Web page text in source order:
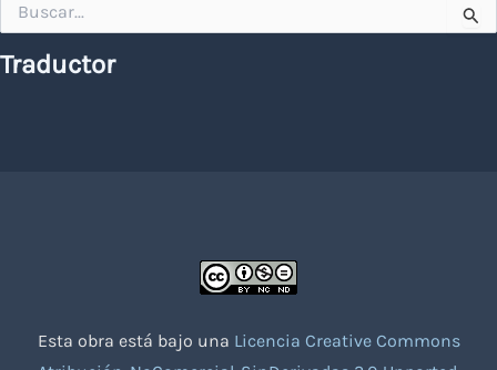
por:
Traductor
Esta obra está bajo una Licencia Creative Commons